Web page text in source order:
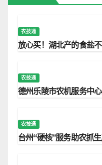
农技通
放心买！湖北产的食盐
农技通
德州乐陵市农机服务中
农技通
台州“硬核”服务助农抓